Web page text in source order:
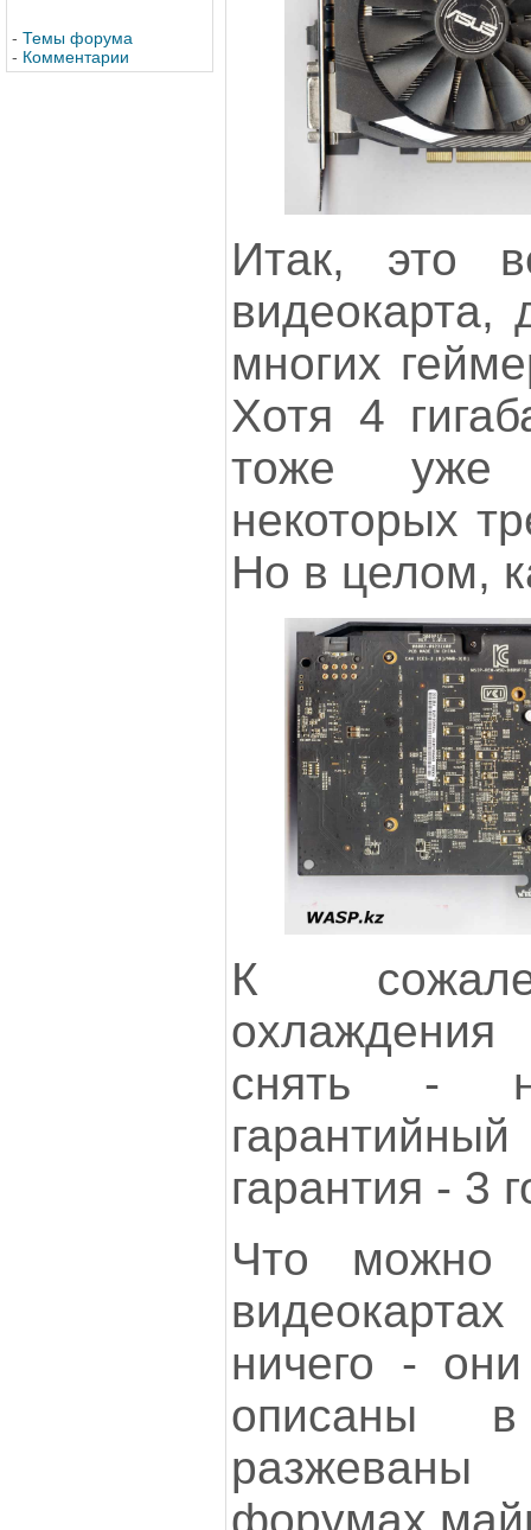
- Темы форума
- Комментарии
Итак, это
видеокарта,
многих
Хотя 4
тоже уже
некоторых
Но в целом,
К
снять -
гарантия - 3
Что можно
ничего -
описаны